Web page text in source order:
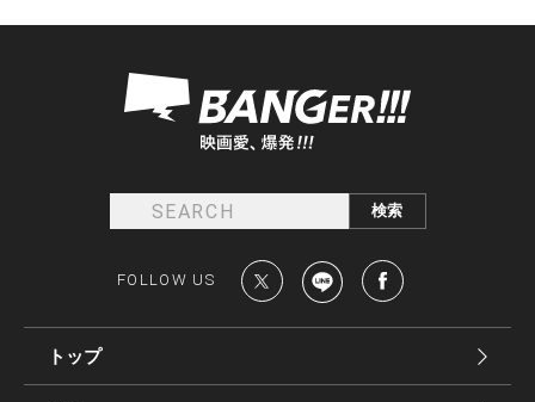
FOLLOW US
トップ